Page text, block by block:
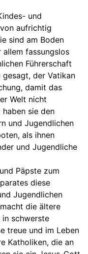
und
aufrichtig
sind am Boden
fassungslos
Führerschaft
gesagt, der Vatikan
damit das
Welt nicht
sie den
und Jugendlichen
als ihnen
und Jugendliche
Päpste zum
diese
Jugendlichen
die ältere
in schwerste
treue und im Leben
Katholiken, die an